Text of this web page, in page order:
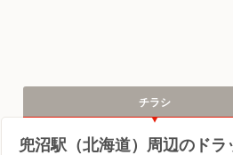
チラシ
兜沼駅（北海道）周辺のド